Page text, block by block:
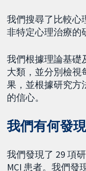
我們搜尋了比較心
非特定心理治療的
我們根據理論基礎
大類，並分別檢視
果，並根據研究方
的信心。
我們有何發
我們發現了 29 項
MCI 患者。我們發